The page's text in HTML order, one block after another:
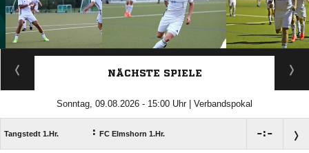
ANZEIGE
NÄCHSTE SPIELE
Sonntag, 09.08.2026 - 15:00 Uhr | Verbandspokal
Tangstedt 1.Hr. : FC Elmshorn 1.Hr. :